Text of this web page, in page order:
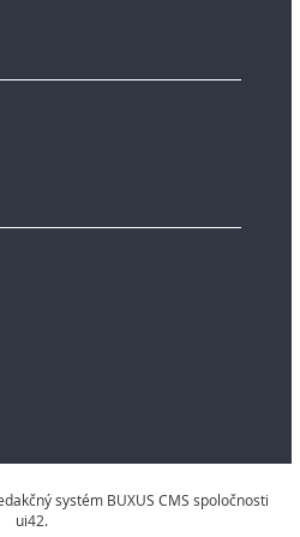
systém BUXUS CMS spoločnosti
ui42.